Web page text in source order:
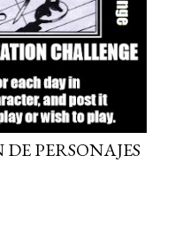
PERSONAJES